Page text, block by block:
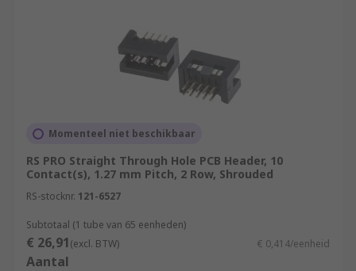
Momenteel niet beschikbaar
RS PRO Straight Through Hole PCB Header, 10
Contact(s), 1.27 mm Pitch, 2 Row, Shrouded
RS-stocknr. 121-6527
Subtotaal (1 tube van 65 eenheden)
€ 26,91(excl. BTW) € 0,414/eenheid
Aantal